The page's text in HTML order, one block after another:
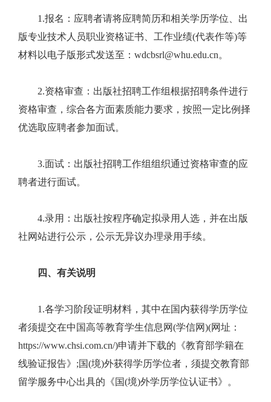
1.报名：应聘者请将应聘简历和相关学历学位、出
版专业技术人员职业资格证书、工作业绩(代表作等)等
材料以电子版形式发送至：wdcbsrl@whu.edu.cn。
2.资格审查：出版社招聘工作组根据招聘条件进行
资格审查，综合各方面素质能力要求，按照一定比例择
优选取应聘者参加面试。
3.面试：出版社招聘工作组组织通过资格审查的应
聘者进行面试。
4.录用：出版社按程序确定拟录用人选，并在出版
社网站进行公示，公示无异议办理录用手续。
四、有关说明
1.各学习阶段证明材料，其中在国内获得学历学位
者须提交在中国高等教育学生信息网(学信网)(网址：
https://www.chsi.com.cn/)申请并下载的《教育部学籍在
线验证报告》;国(境)外获得学历学位者，须提交教育部
留学服务中心出具的《国(境)外学历学位认证书》。